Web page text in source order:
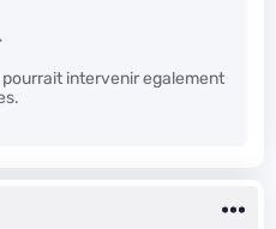
intervenir egalement